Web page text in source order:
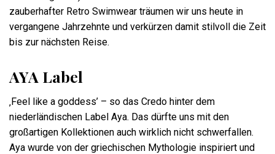
zauberhafter Retro Swimwear träumen wir uns heute in
vergangene Jahrzehnte und verkürzen damit stilvoll die Zeit
bis zur nächsten Reise.
AYA Label
‚Feel like a goddess’ – so das Credo hinter dem
niederländischen Label Aya. Das dürfte uns mit den
großartigen Kollektionen auch wirklich nicht schwerfallen.
Aya wurde von der griechischen Mythologie inspiriert und